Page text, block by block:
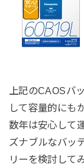
上記のCAOSバ
して容量的にも
数年は安心して
ズナブルなバッ
リーを検討して